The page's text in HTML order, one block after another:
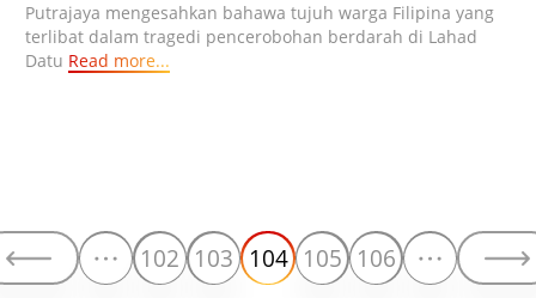
Putrajaya mengesahkan bahawa tujuh warga Filipina yang
terlibat dalam tragedi pencerobohan berdarah di Lahad
Datu Read more...
102 103 104 105 106